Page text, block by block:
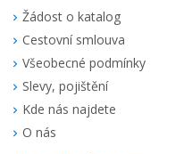
Žádost o katalog
Cestovní smlouva
Všeobecné podmínky
Slevy, pojištění
Kde nás najdete
O nás